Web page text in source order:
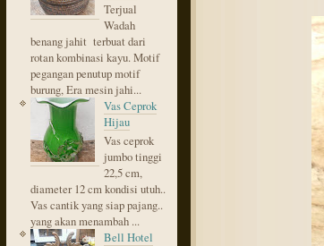
Terjual
Wadah
benang jahit terbuat dari
rotan kombinasi kayu. Motif
pegangan penutup motif
burung, Era mesin jahi...
Vas Ceprok
Hijau
Vas ceprok
jumbo tinggi
22,5 cm,
diameter 12 cm kondisi utuh..
Vas cantik yang siap pajang..
yang akan menambah ...
Bell Hotel